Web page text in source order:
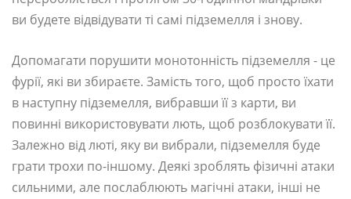
ви будете відвідувати ті самі підземелля і знову.
Допомагати порушити монотонність підземелля - це
фурії, які ви збираєте. Замість того, щоб просто їхати
в наступну підземелля, вибравши її з карти, ви
повинні використовувати лють, щоб розблокувати її.
Залежно від люті, яку ви вибрали, підземелля буде
грати трохи по-іншому. Деякі зроблять фізичні атаки
сильними, але послаблюють магічні атаки, інші не